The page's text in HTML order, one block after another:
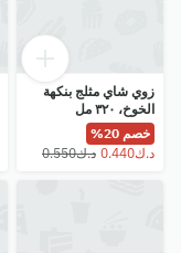
زوي شاي مثلج بنكهة
الخوخ، ٣٢٠ مل
خصم 20%